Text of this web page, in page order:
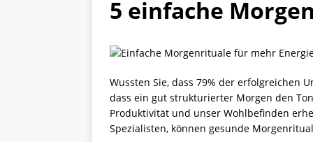
5 einfache
Wussten Sie, dass 79% der erfolgreichen
dass ein gut strukturierter Morgen den
Produktivität und unser Wohlbefinden
Spezialisten, können gesunde